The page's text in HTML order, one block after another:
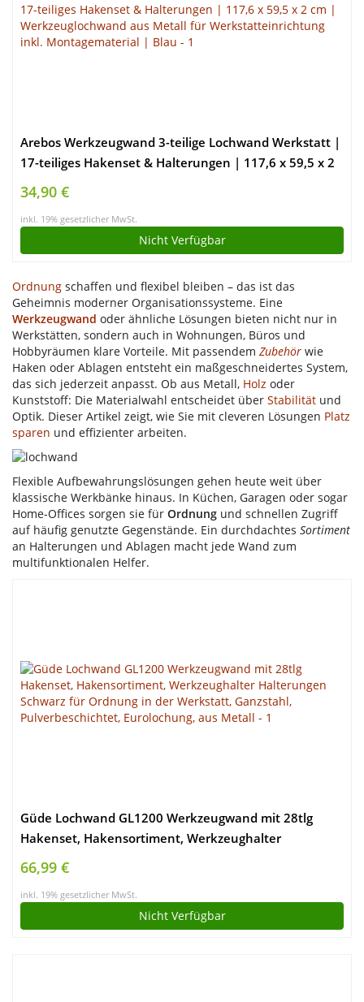
Arebos Werkzeugwand 3-teilige Lochwand Werkstatt |
17-teiliges Hakenset & Halterungen | 117,6 x 59,5 x 2
cm | Werkzeuglochwand aus Metall für
Werkstatteinrichtung inkl. Montagematerial | Blau
34,90 €
inkl. 19% gesetzlicher MwSt.
Nicht Verfügbar
Ordnung schaffen und flexibel bleiben – das ist das
Geheimnis moderner Organisationssysteme. Eine
Werkzeugwand oder ähnliche Lösungen bieten nicht nur in
Werkstätten, sondern auch in Wohnungen, Büros und
Hobbyräumen klare Vorteile. Mit passendem Zubehör wie
Haken oder Ablagen entsteht ein maßgeschneidertes System,
das sich jederzeit anpasst. Ob aus Metall, Holz oder
Kunststoff: Die Materialwahl entscheidet über Stabilität und
Optik. Dieser Artikel zeigt, wie Sie mit cleveren Lösungen Platz
sparen und effizienter arbeiten.
Flexible Aufbewahrungslösungen gehen heute weit über
klassische Werkbänke hinaus. In Küchen, Garagen oder sogar
Home-Offices sorgen sie für Ordnung und schnellen Zugriff
auf häufig genutzte Gegenstände. Ein durchdachtes Sortiment
an Halterungen und Ablagen macht jede Wand zum
multifunktionalen Helfer.
Güde Lochwand GL1200 Werkzeugwand mit 28tlg
Hakenset, Hakensortiment, Werkzeughalter
Halterungen Schwarz für Ordnung in der Werkstatt,
Ganzstahl, Pulverbeschichtet, Eurolochung, aus Metall
66,99 €
inkl. 19% gesetzlicher MwSt.
Nicht Verfügbar